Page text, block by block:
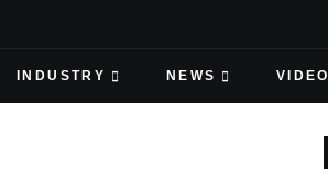
INDUSTRY NEWS VIDEO